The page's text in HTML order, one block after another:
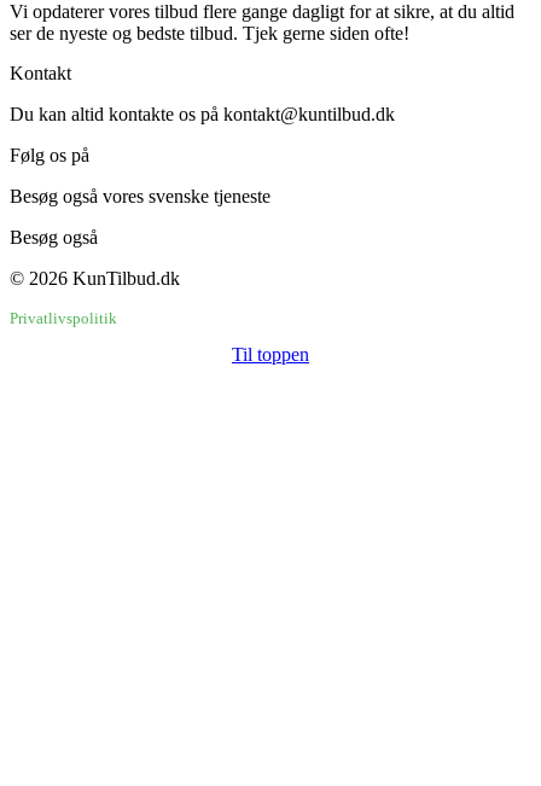
Vi opdaterer vores tilbud flere gange dagligt for at sikre, at du altid
ser de nyeste og bedste tilbud. Tjek gerne siden ofte!
Kontakt
Du kan altid kontakte os på kontakt@kuntilbud.dk
Følg os på
Besøg også vores svenske tjeneste
Besøg også
© 2026 KunTilbud.dk
Privatlivspolitik
Til toppen